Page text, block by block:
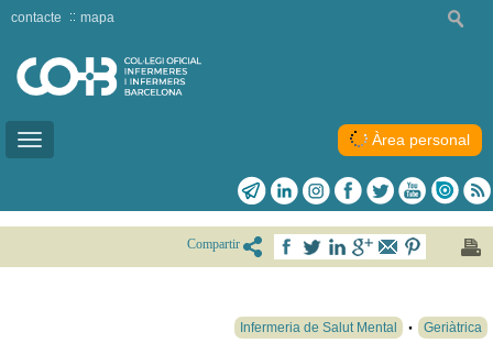
Toggle
contacte mapa
Àrea personal
Compartir
Infermeria de Salut Mental Geriàtrica